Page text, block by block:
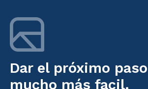
Dar el próximo
mucho más facil.